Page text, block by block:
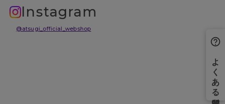
Instagram
@atsugi_official_webshop